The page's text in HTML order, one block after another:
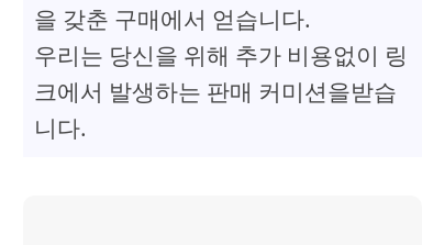
을 갖춘 구매에서 얻습니다.
우리는 당신을 위해 추가 비용없이 링
크에서 발생하는 판매 커미션을받습
니다.